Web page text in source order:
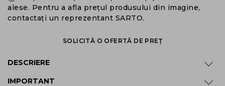
alese. Pentru a afla prețul produsului din imagine,
contactați un reprezentant SARTO.
SOLICITĂ O OFERTĂ DE PREȚ
DESCRIERE
IMPORTANT